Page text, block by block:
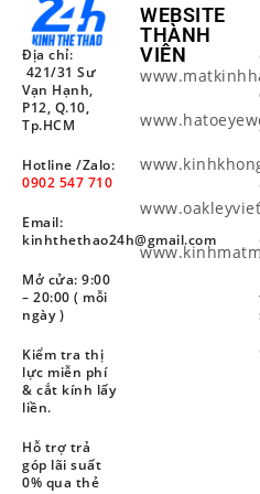
Địa chỉ:
421/31 Sư
Vạn Hạnh,
P12, Q.10,
Tp.HCM
Hotline /Zalo:
0902 547 710
Email:
kinhthethao24h@gmail.com
Mở cửa: 9:00
– 20:00 ( mỗi
ngày )
Kiểm tra thị
lực miễn phí
& cắt kính lấy
liền.
Hỗ trợ trả
góp lãi suất
0% qua thẻ
WEBSITE
THÀNH
VIÊN